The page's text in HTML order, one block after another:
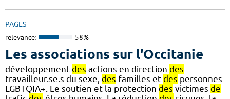
PAGES
relevance: 58%
Les associations sur l'Occitanie
développement des actions en direction des
travailleur.se.s du sexe, des familles et des personnes
LGBTQIA+. Le soutien et la protection des victimes de